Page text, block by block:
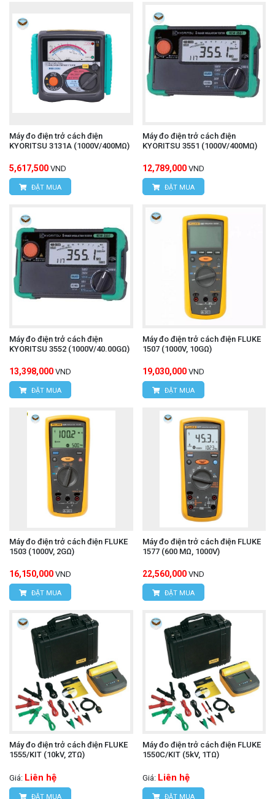
Máy đo điện trở cách điện
KYORITSU 3131A (1000V/400MΩ)
5,617,500 VND
ĐẶT MUA
Máy đo điện trở cách điện
KYORITSU 3551 (1000V/400MΩ)
12,789,000 VND
ĐẶT MUA
Máy đo điện trở cách điện
KYORITSU 3552 (1000V/40.00GΩ)
13,398,000 VND
ĐẶT MUA
Máy đo điện trở cách điện FLUKE
1507 (1000V, 10GΩ)
19,030,000 VND
ĐẶT MUA
Máy đo điện trở cách điện FLUKE
1503 (1000V, 2GΩ)
16,150,000 VND
ĐẶT MUA
Máy đo điện trở cách điện FLUKE
1577 (600 MΩ, 1000V)
22,560,000 VND
ĐẶT MUA
Máy đo điện trở cách điện FLUKE
1555/KIT (10kV, 2TΩ)
Giá: Liên hệ
ĐẶT MUA
Máy đo điện trở cách điện FLUKE
1550C/KIT (5kV, 1TΩ)
Giá: Liên hệ
ĐẶT MUA